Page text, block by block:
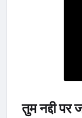
तुम नद्दी पर